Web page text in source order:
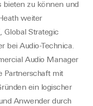
bieten zu können und
weiter
Global Strategic
bei Audio-Technica.
Audio Manager
Partnerschaft mit
ein logischer
Anwender durch